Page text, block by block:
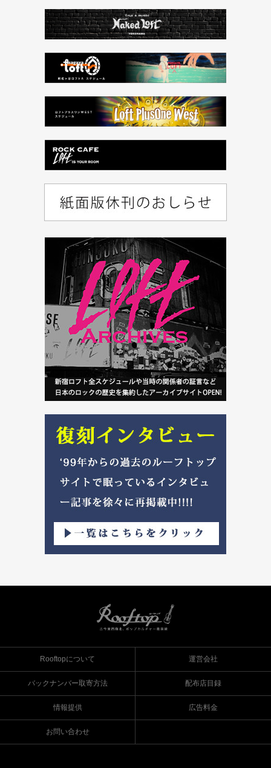
Rooftopについて 運営会社
バックナンバー取寄方法 配布店目録
情報提供 広告料金
お問い合わせ